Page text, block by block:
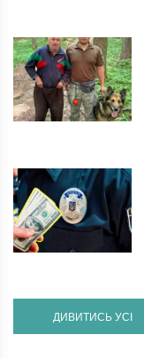
ДИВИТИСЬ УСІ